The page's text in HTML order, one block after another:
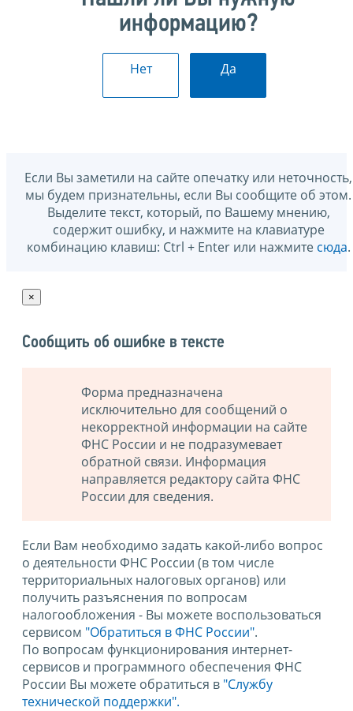
информацию?
Нет Да
Если Вы заметили на сайте опечатку или неточность,
мы будем признательны, если Вы сообщите об этом.
Выделите текст, который, по Вашему мнению,
содержит ошибку, и нажмите на клавиатуре
комбинацию клавиш: Ctrl + Enter или нажмите сюда.
×
Сообщить об ошибке в тексте
Форма предназначена
исключительно для сообщений о
некорректной информации на сайте
ФНС России и не подразумевает
обратной связи. Информация
направляется редактору сайта ФНС
России для сведения.
Если Вам необходимо задать какой-либо вопрос
о деятельности ФНС России (в том числе
территориальных налоговых органов) или
получить разъяснения по вопросам
налогообложения - Вы можете воспользоваться
сервисом "Обратиться в ФНС России".
По вопросам функционирования интернет-
сервисов и программного обеспечения ФНС
России Вы можете обратиться в "Службу
технической поддержки".